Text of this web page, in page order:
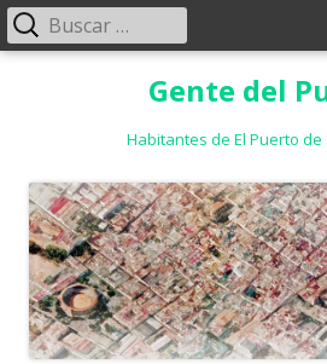
Gente del
Habitantes de El Puerto de
Menú
Buscar: